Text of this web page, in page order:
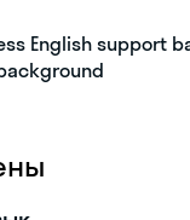
English support